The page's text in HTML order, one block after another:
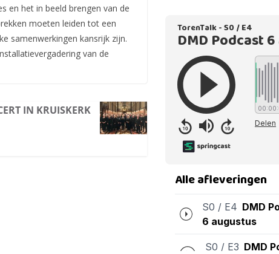
en het in beeld brengen van de
moeten leiden tot een
samenwerkingen kansrijk zijn.
van de
IN KRUISKERK